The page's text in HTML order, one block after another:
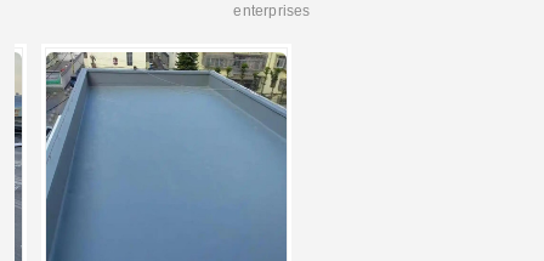
enterprises